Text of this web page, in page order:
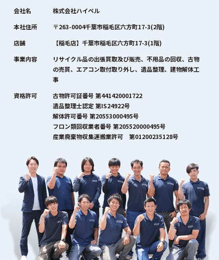
会社名
株式会社ハイペル
本社住所
〒263-0004千葉市稲毛区六方町17-3(2階)
店舗
【稲毛店】千葉市稲毛区六方町17-3(1階)
事業内容
リサイクル品の出張買取及び販売、不用品の回収、古物
の売買、エアコン取付取り外し、遺品整理、建物解体工
事
資格許可
古物許可証番号 第441420001722
遺品整理士認定 第IS24922号
解体許可番号 第20553000495号
フロン類回収業者番号 第205520000495号
産業廃棄物収集運搬業許可 第01200235128号